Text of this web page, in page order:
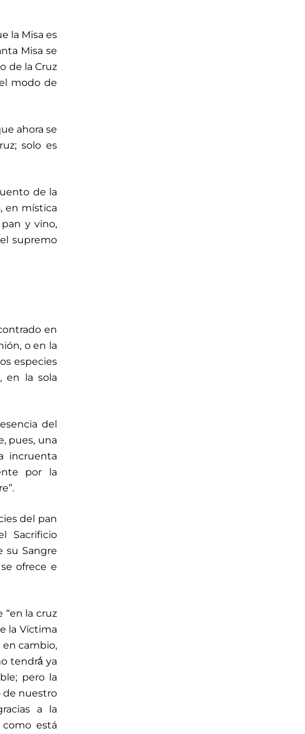
la Misa es
Misa se
de la Cruz
modo de
ahora se
solo es
de la
en mística
y vino,
supremo
en
o en la
especies
en la sola
del
pues, una
incruenta
por la
del pan
Sacrificio
su Sangre
ofrece e
“en la cruz
la Víctima
cambio,
tendrá́ ya
pero la
de nuestro
a la
está